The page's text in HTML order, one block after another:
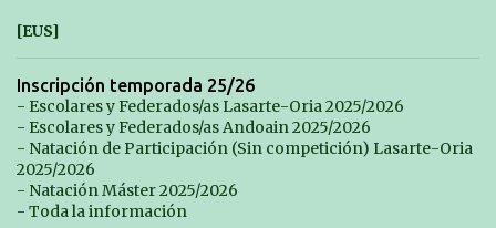
[EUS]
Inscripción temporada 25/26
- Escolares y Federados/as Lasarte-Oria 2025/2026
- Escolares y Federados/as Andoain 2025/2026
- Natación de Participación (Sin competición) Lasarte-Oria
2025/2026
- Natación Máster 2025/2026
- Toda la información